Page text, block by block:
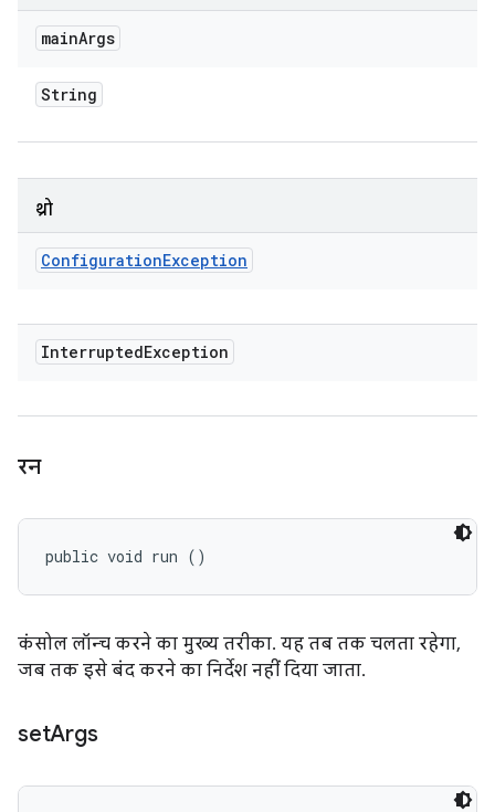
mainArgs
String
थ्रो
ConfigurationException
InterruptedException
रन
public void run ()
कंसोल लॉन्च करने का मुख्य तरीका. यह तब तक चलता रहेगा,
जब तक इसे बंद करने का निर्देश नहीं दिया जाता.
setArgs